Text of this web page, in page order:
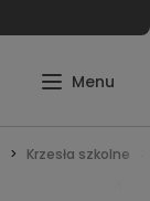
Krzesła szkolne